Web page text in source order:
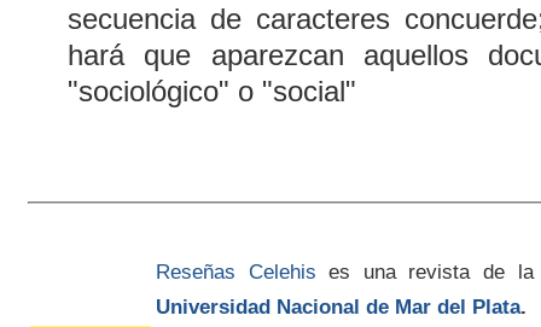
secuencia de caracteres
hará que aparezcan aquellos
"sociológico" o "social"
Reseñas Celehis es una revista de la
Universidad Nacional de Mar del Plata.